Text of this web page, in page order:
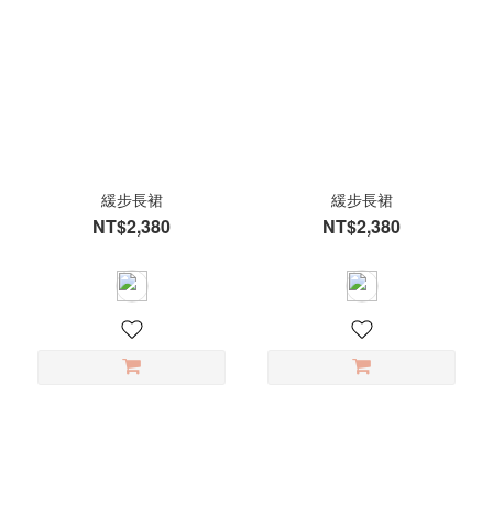
緩步長裙
NT$2,380
緩步長裙
NT$2,380